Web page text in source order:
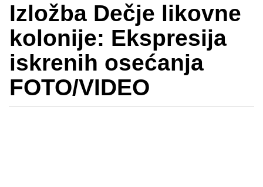
Izložba Dečje likovne
kolonije: Ekspresija
iskrenih osećanja
FOTO/VIDEO